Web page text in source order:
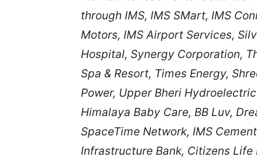
through IMS, IMS SMart, IMS
Motors, IMS Airport Services,
Hospital, Synergy Corporation,
Spa & Resort, Times Energy,
Power, Upper Bheri
Himalaya Baby Care, BB Luv,
SpaceTime Network, IMS
Infrastructure Bank, Citizens Life